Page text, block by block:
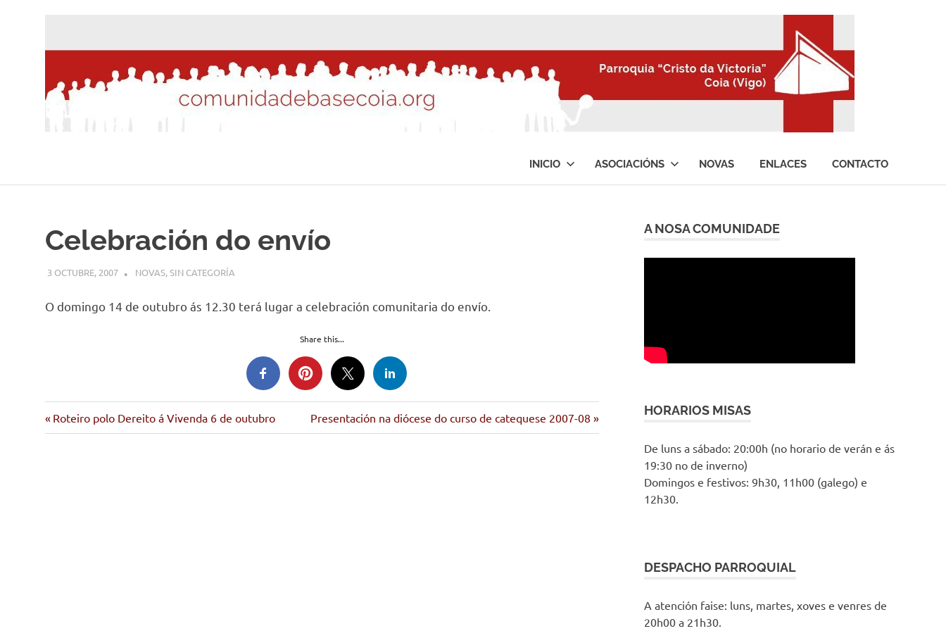
INICIO ASOCIACIÓNS NOVAS ENLACES CONTACTO
Celebración do envío
3 OCTUBRE, 2007 DESARROLLO
NOVAS,SIN CATEGORÍA
O domingo 14 de outubro ás 12.30 terá lugar a celebración comunitaria do envío.
Share this...
Navegación
Entrada
anterior:
Roteiro polo Dereito á Vivenda 6 de outubro
Siguiente
entrada:
Presentación na diócese do curso de catequese 2007-08
A NOSA COMUNIDADE
HORARIOS MISAS
De luns a sábado: 20:00h (no horario de verán e ás
19:30 no de inverno)
Domingos e festivos: 9h30, 11h00 (galego) e
12h30.
DESPACHO PARROQUIAL
A atención faise: luns, martes, xoves e venres de
20h00 a 21h30.